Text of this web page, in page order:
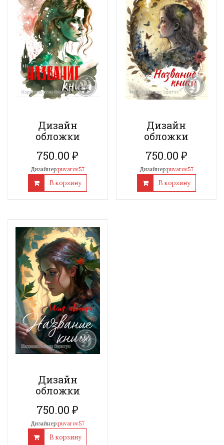
Дизайн
обложки
750.00₽
Дизайнер:puvarov57
В корзину
Дизайн
обложки
750.00 ₽
Дизайнер:puvarov57
В корзину
Дизайн
обложки
750.00₽
Дизайнер:puvarov57
В корзину